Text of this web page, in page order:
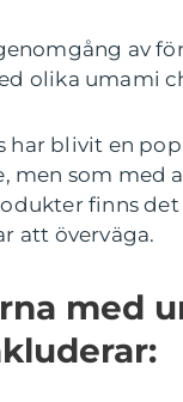
av
olika umami
har blivit en
men som med
finns
att överväga.
med